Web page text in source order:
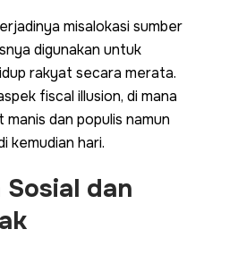
misalokasi sumber
digunakan untuk
rakyat secara merata.
fiscal illusion, di mana
dan populis namun
kemudian hari.
dan